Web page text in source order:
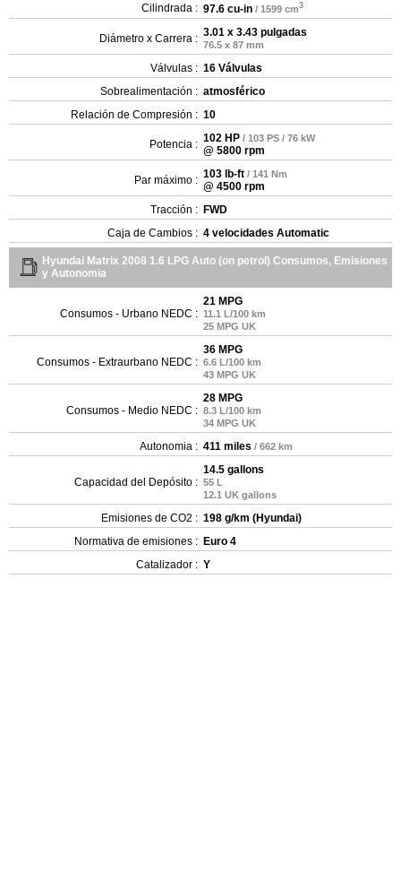
Cilindrada : 97.6 cu-in / 1599 cm3
Diámetro x Carrera : 3.01 x 3.43 pulgadas
76.5 x 87 mm
Válvulas : 16 Válvulas
Sobrealimentación : atmosférico
Relación de Compresión : 10
Potencia : 102 HP / 103 PS / 76 kW
@ 5800 rpm
Par máximo : 103 lb-ft / 141 Nm
@ 4500 rpm
Tracción : FWD
Caja de Cambios : 4 velocidades Automatic
Hyundai Matrix 2008 1.6 LPG Auto (on petrol) Consumos, Emisiones
y Autonomia
Consumos - Urbano NEDC :
21 MPG
11.1 L/100 km
25 MPG UK
Consumos - Extraurbano NEDC :
36 MPG
6.6 L/100 km
43 MPG UK
Consumos - Medio NEDC :
28 MPG
8.3 L/100 km
34 MPG UK
Autonomia : 411 miles / 662 km
Capacidad del Depósito :
14.5 gallons
55 L
12.1 UK gallons
Emisiones de CO2 : 198 g/km (Hyundai)
Normativa de emisiones : Euro 4
Catalizador : Y